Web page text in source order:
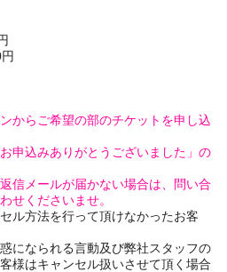
からご希望の部のチケットを申し込
申込みありがとうございました」の
信メールが届かない場合は、問い合
せくださいませ。
ル方法を行って頂けなかったお客
になられる言動及び弊社スタッフの
様はキャンセル扱いさせて頂く場合